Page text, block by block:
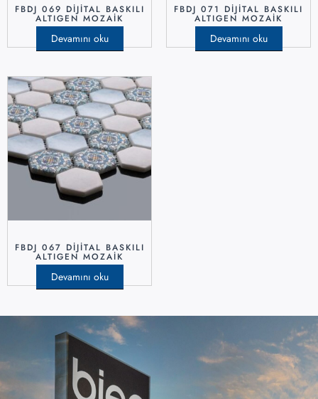
FBDJ 069 DIJITAL BASKILI
ALTIGEN MOZAIK
Devamını oku
FBDJ 071 DIJITAL BASKILI
ALTIGEN MOZAIK
Devamını oku
FBDJ 067 DIJITAL BASKILI
ALTIGEN MOZAIK
Devamını oku